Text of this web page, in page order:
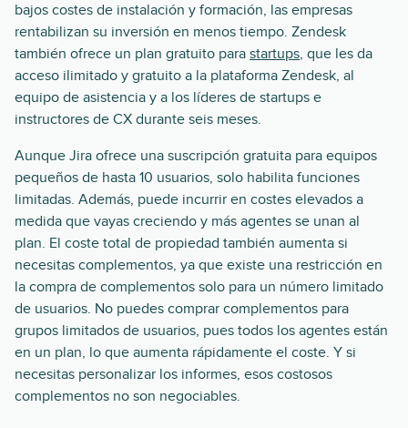
bajos costes de instalación y formación, las empresas
rentabilizan su inversión en menos tiempo. Zendesk
también ofrece un plan gratuito para startups, que les da
acceso ilimitado y gratuito a la plataforma Zendesk, al
equipo de asistencia y a los líderes de startups e
instructores de CX durante seis meses.
Aunque Jira ofrece una suscripción gratuita para equipos
pequeños de hasta 10 usuarios, solo habilita funciones
limitadas. Además, puede incurrir en costes elevados a
medida que vayas creciendo y más agentes se unan al
plan. El coste total de propiedad también aumenta si
necesitas complementos, ya que existe una restricción en
la compra de complementos solo para un número limitado
de usuarios. No puedes comprar complementos para
grupos limitados de usuarios, pues todos los agentes están
en un plan, lo que aumenta rápidamente el coste. Y si
necesitas personalizar los informes, esos costosos
complementos no son negociables.